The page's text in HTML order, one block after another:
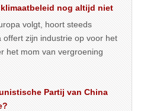
nog altijd niet
volgt, hoort steeds
offert zijn industrie op voor het
het mom van vergroening
Partij van China